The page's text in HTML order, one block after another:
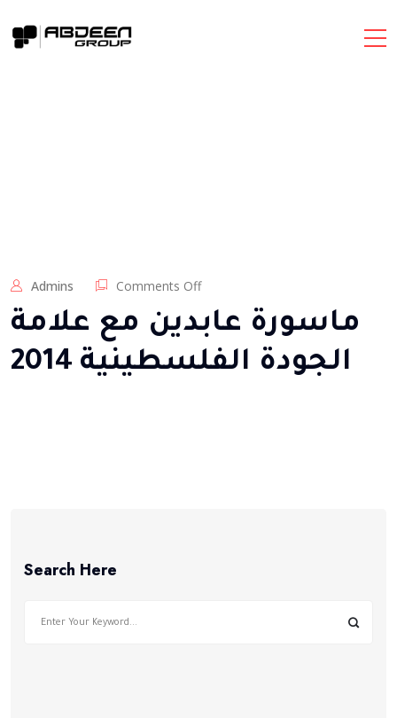
Admins Comments Offon
عابدين
مع
علامة
ماسورة عابدين مع علامة
الجودة الفلسطينية 2014
Search Here